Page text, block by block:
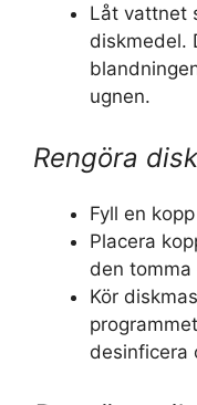
Låt vattnet
diskmedel.
ugnen.
Rengöra
Fyll en
Placera
den tomma
Kör
desinficera